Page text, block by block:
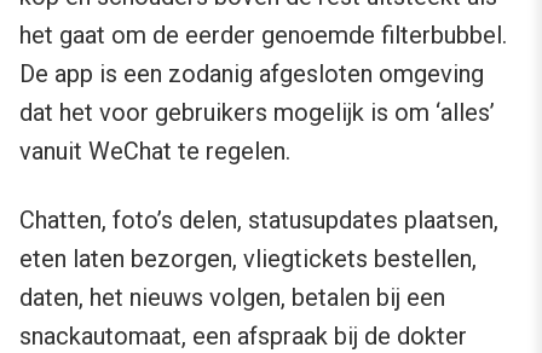
het gaat om de eerder genoemde filterbubbel.
De app is een zodanig afgesloten omgeving
dat het voor gebruikers mogelijk is om ‘alles’
vanuit WeChat te regelen.
Chatten, foto’s delen, statusupdates plaatsen,
eten laten bezorgen, vliegtickets bestellen,
daten, het nieuws volgen, betalen bij een
snackautomaat, een afspraak bij de dokter